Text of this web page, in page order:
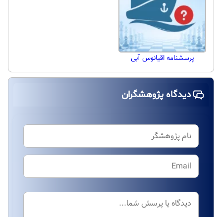
پرسشنامه اقیانوس آبی
دیدگاه پژوهشگران